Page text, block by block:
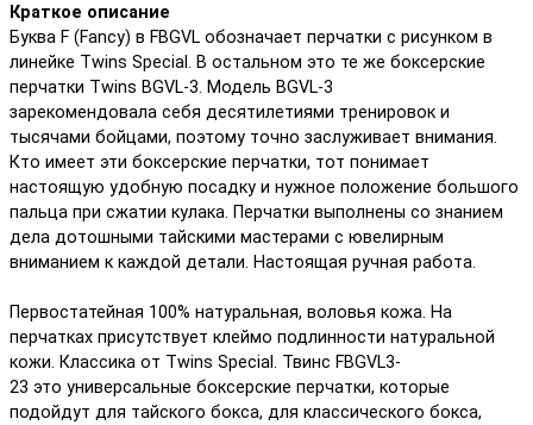
Краткое описание
Буква F (Fancy) в FBGVL обозначает перчатки с рисунком в
линейке Twins Special. В остальном это те же боксерские
перчатки Twins BGVL-3. Модель BGVL-3
зарекомендовала себя десятилетиями тренировок и
тысячами бойцами, поэтому точно заслуживает внимания.
Кто имеет эти боксерские перчатки, тот понимает
настоящую удобную посадку и нужное положение большого
пальца при сжатии кулака. Перчатки выполнены со знанием
дела дотошными тайскими мастерами с ювелирным
вниманием к каждой детали. Настоящая ручная работа.
Первостатейная 100% натуральная, воловья кожа. На
перчатках присутствует клеймо подлинности натуральной
кожи. Классика от Twins Special. Твинс FBGVL3-
23 это универсальные боксерские перчатки, которые
подойдут для тайского бокса, для классического бокса,